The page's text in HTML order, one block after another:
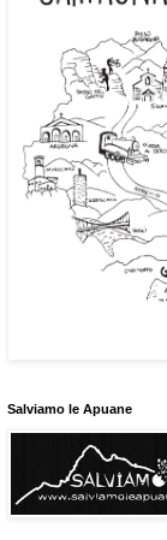
Salviamo le Apuane